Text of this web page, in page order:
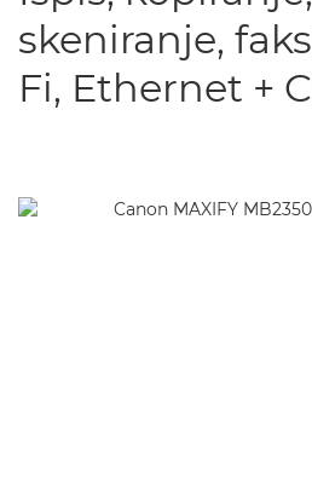
skeniranje,
Fi, Ethernet +